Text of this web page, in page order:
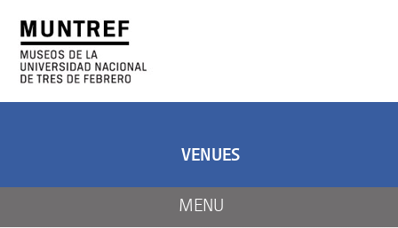
Días y horarios de apertura de MUNTREF
De miércoles a domingos de 11 a 18 h.
MENU
VENUES
CENTER OF ART
AND NATURE
ART AND SCIENCE